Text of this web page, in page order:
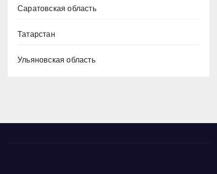
Саратовская область
Татарстан
Ульяновская область